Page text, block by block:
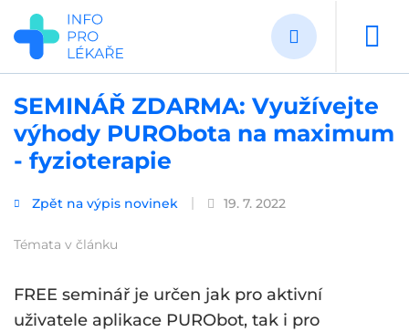
Přejít
hlavnímu
obsahu
SEMINÁŘ ZDARMA: Využívejte
výhody PURObota na maximum
- fyzioterapie
Zpět na výpis novinek 19. 7. 2022
Témata v článku
FREE seminář je určen jak pro aktivní
uživatele aplikace PURObot, tak i pro